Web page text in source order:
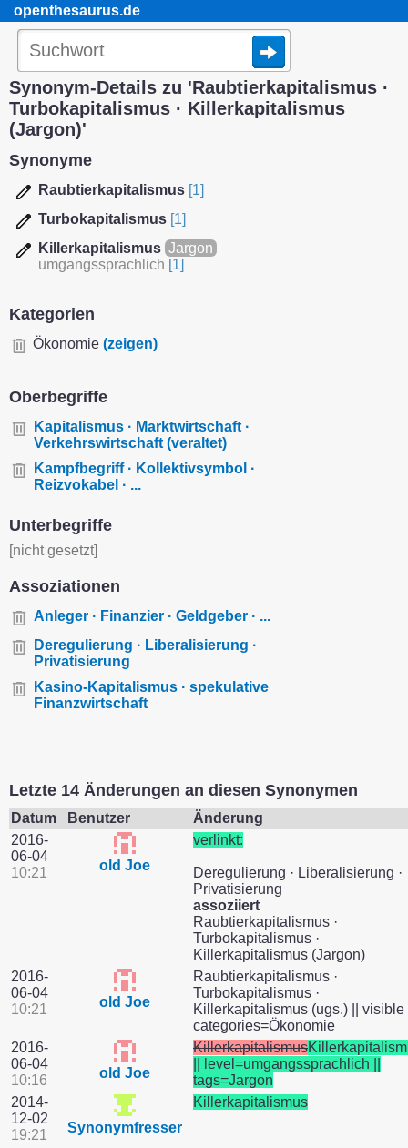
openthesaurus.de
Synonym-Details zu 'Raubtierkapitalismus ·
Turbokapitalismus · Killerkapitalismus
(Jargon)'
Synonyme
Raubtierkapitalismus [1]
Turbokapitalismus [1]
Killerkapitalismus Jargon
umgangssprachlich [1]
Kategorien
Ökonomie (zeigen)
Oberbegriffe
Kapitalismus · Marktwirtschaft ·
Verkehrswirtschaft (veraltet)
Kampfbegriff · Kollektivsymbol ·
Reizvokabel · ...
Unterbegriffe
[nicht gesetzt]
Assoziationen
Anleger · Finanzier · Geldgeber · ...
Deregulierung · Liberalisierung ·
Privatisierung
Kasino-Kapitalismus · spekulative
Finanzwirtschaft
Letzte 14 Änderungen an diesen Synonymen
Datum Benutzer
Änderung
2016-
06-04
10:21
old Joe
verlinkt:
Deregulierung · Liberalisierung ·
Privatisierung
assoziiert
Raubtierkapitalismus ·
Turbokapitalismus ·
Killerkapitalismus (Jargon)
2016-
06-04
10:21
old Joe
Raubtierkapitalismus ·
Turbokapitalismus ·
Killerkapitalismus (ugs.) || visible
categories=Ökonomie
2016-
06-04
10:16
old Joe
Killerkapitalismus
|| level=umgangssprachlich ||
tags=Jargon
2014-
12-02
19:21
Synonymfresser
Killerkapitalismus